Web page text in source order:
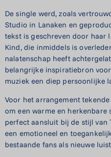
De single werd, zoals
Studio in Lanaken en
tekst is geschreven door haar
Kind, die inmiddels is
nalatenschap heeft
belangrijke inspiratiebron
muziek een diep persoonlijke
Voor het arrangement
om een warme en herkenbare
perfect aansluit bij de stijl van
een emotioneel en
bestaande fans als nieuwe